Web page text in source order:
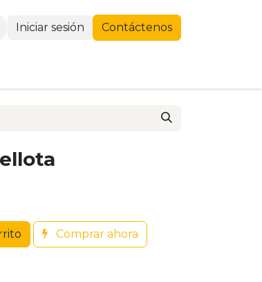
Iniciar sesión Contáctenos
Comprar ahora